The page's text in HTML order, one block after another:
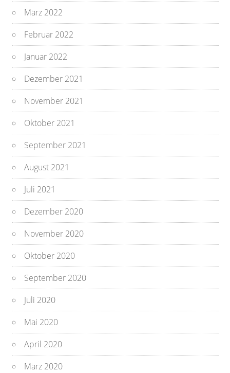
März 2022
Februar 2022
Januar 2022
Dezember 2021
November 2021
Oktober 2021
September 2021
August 2021
Juli 2021
Dezember 2020
November 2020
Oktober 2020
September 2020
Juli 2020
Mai 2020
April 2020
März 2020